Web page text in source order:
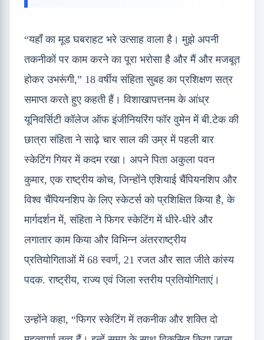
“यहाँ का मूड घबराहट भरे उत्साह वाला है। मुझे अपनी
तकनीकों पर काम करने का पूरा भरोसा है और मैं और मजबूत
होकर उभरूंगी,” 18 वर्षीय संहिता सुबह का प्रशिक्षण सत्र
समाप्त करते हुए कहती हैं। विशाखापत्तनम के आंध्र
यूनिवर्सिटी कॉलेज ऑफ इंजीनियरिंग फॉर वुमेन में बी.टेक की
छात्रा संहिता ने साढ़े चार साल की उम्र में पहली बार
स्केटिंग गियर में कदम रखा। अपने पिता अकुला पवन
कुमार, एक राष्ट्रीय कोच, जिन्होंने एशियाई चैंपियनशिप और
विश्व चैंपियनशिप के लिए स्केटर्स को प्रशिक्षित किया है, के
मार्गदर्शन में, संहिता ने फिगर स्केटिंग में धीरे-धीरे और
लगातार काम किया और विभिन्न अंतरराष्ट्रीय
प्रतियोगिताओं में 68 स्वर्ण, 21 रजत और सात जीते कांस्य
पदक. राष्ट्रीय, राज्य एवं जिला स्तरीय प्रतियोगिताएं।
उन्होंने कहा, “फिगर स्केटिंग में तकनीक और शक्ति दो